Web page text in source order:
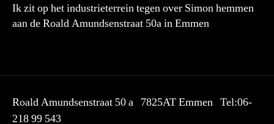
Ik zit op het industrieterrein tegen over Simon hemmen
aan de Roald Amundsenstraat 50a in Emmen
Roald Amundsenstraat 50 a 7825AT Emmen Tel:06-
218 99 543